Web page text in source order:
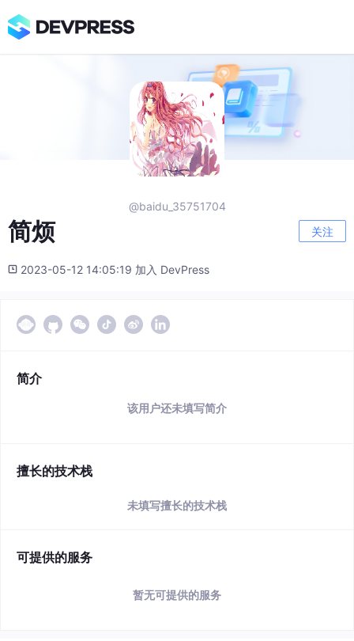
@baidu_35751704
简烦 关注
2023-05-12 14:05:19 加入 DevPress
简介
该用户还未填写简介
擅长的技术栈
未填写擅长的技术栈
可提供的服务
暂无可提供的服务